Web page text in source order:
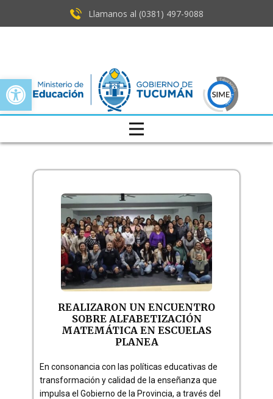
Open toolbar
Llamanos al (0381) ​497-9088
REALIZARON UN ENCUENTRO
SOBRE ALFABETIZACIÓN
MATEMÁTICA EN ESCUELAS
PLANEA
En consonancia con las políticas educativas de
transformación y calidad de la enseñanza que
impulsa el Gobierno de la Provincia, a través del